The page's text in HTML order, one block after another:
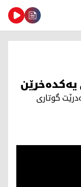
یەكدەخرێن
گوتاری